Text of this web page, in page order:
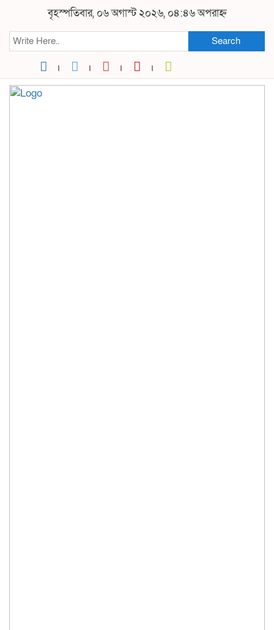
বৃহস্পতিবার, ০৬ অগাস্ট ২০২৬, ০৪:৪৬ অপরাহ্ন
Search